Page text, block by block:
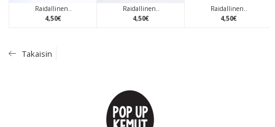
Raidallinen..
4,50€
Raidallinen..
4,50€
Raidallinen..
4,50€
Takaisin